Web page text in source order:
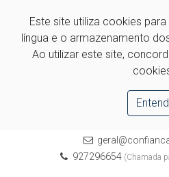
Este site utiliza cookies
língua e o armazenamento
Ao utilizar este site,
927296654 (Chamada